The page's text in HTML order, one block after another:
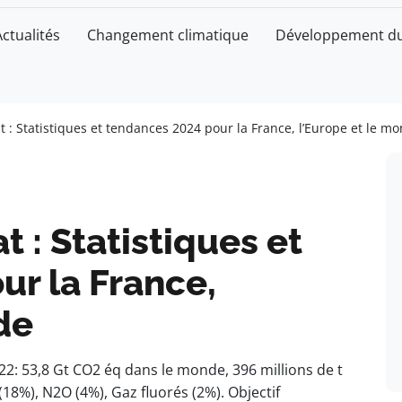
Changement climatique Développement
: Statistiques et tendances 2024 pour la France, l’Europe et le
: Statistiques et
la France,
53,8 Gt CO2 éq dans le monde, 396 millions de t
N2O (4%), Gaz fluorés (2%). Objectif